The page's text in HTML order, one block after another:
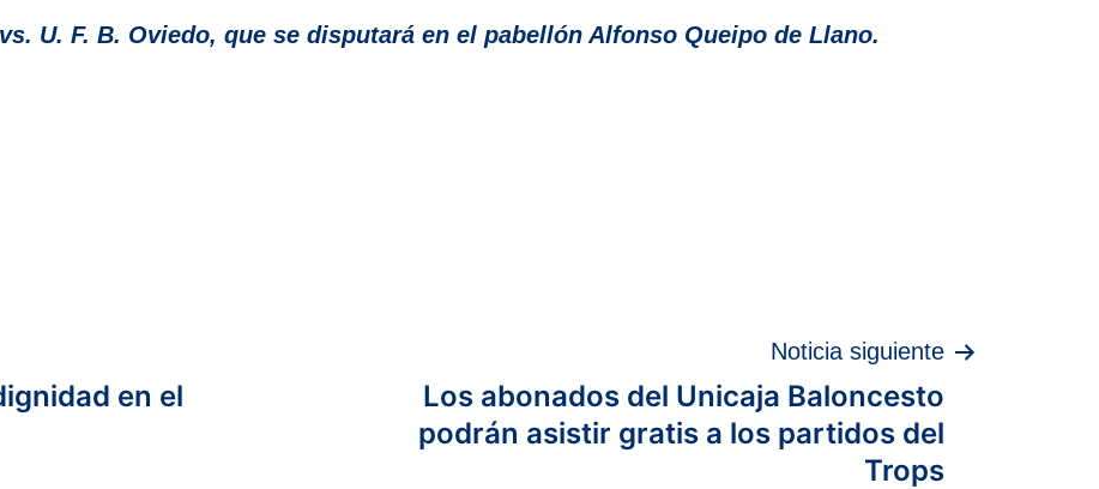
U. F. B. Oviedo, que se disputará en el pabellón Alfonso Queipo de Llano.
en el
Noticia siguiente
Los abonados del Unicaja Baloncesto
podrán asistir gratis a los partidos del
Trops